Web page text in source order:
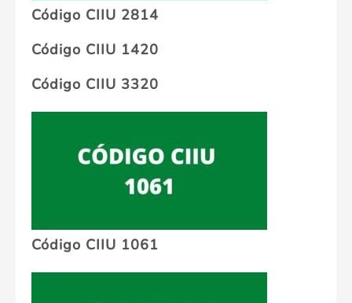
Código CIIU 2814
Código CIIU 1420
Código CIIU 3320
Código CIIU 1061